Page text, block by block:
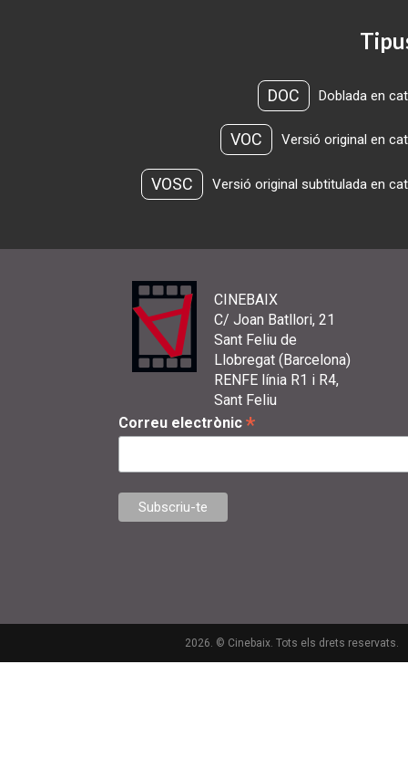
DOC Doblada en
VOC Versió original en
VOSC Versió original subtitulada en
CINEBAIX
C/ Joan Batllori, 21
Sant Feliu de
Llobregat (Barcelona)
RENFE línia R1 i R4,
Sant Feliu
Correu electrònic *
2026. © Cinebaix. Tots els drets reservats.